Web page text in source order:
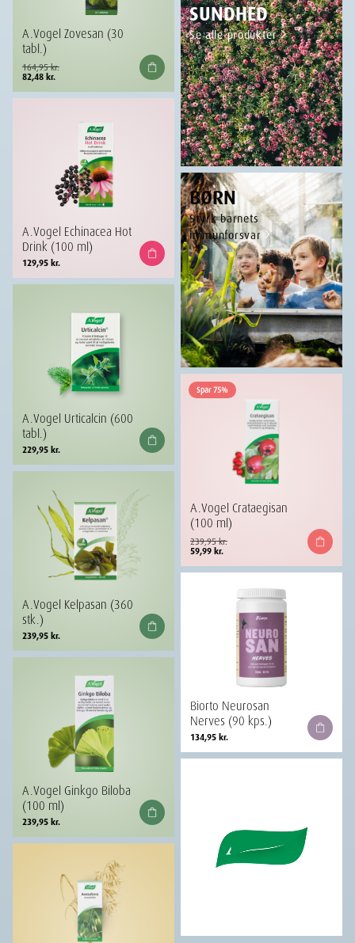
A.Vogel Zovesan (30
tabl.)
164,95kr.
Den
oprindelige
var:
82,48kr.
Den
aktuelle
er:
SUNDHED
Se alle produkter
A.Vogel Echinacea Hot
Drink (100 ml)
129,95kr.
BØRN
Styrk barnets
immunforsvar
A.Vogel Urticalcin (600
tabl.)
229,95kr.
Spar 75%
A.Vogel Crataegisan
(100 ml)
239,95kr.
Den
oprindelige
var:
59,99kr.
Den
aktuelle
er:
A.Vogel Kelpasan (360
stk.)
239,95kr.
Biorto Neurosan
Nerves (90 kps.)
134,95kr.
A.Vogel Ginkgo Biloba
(100 ml)
239,95kr.